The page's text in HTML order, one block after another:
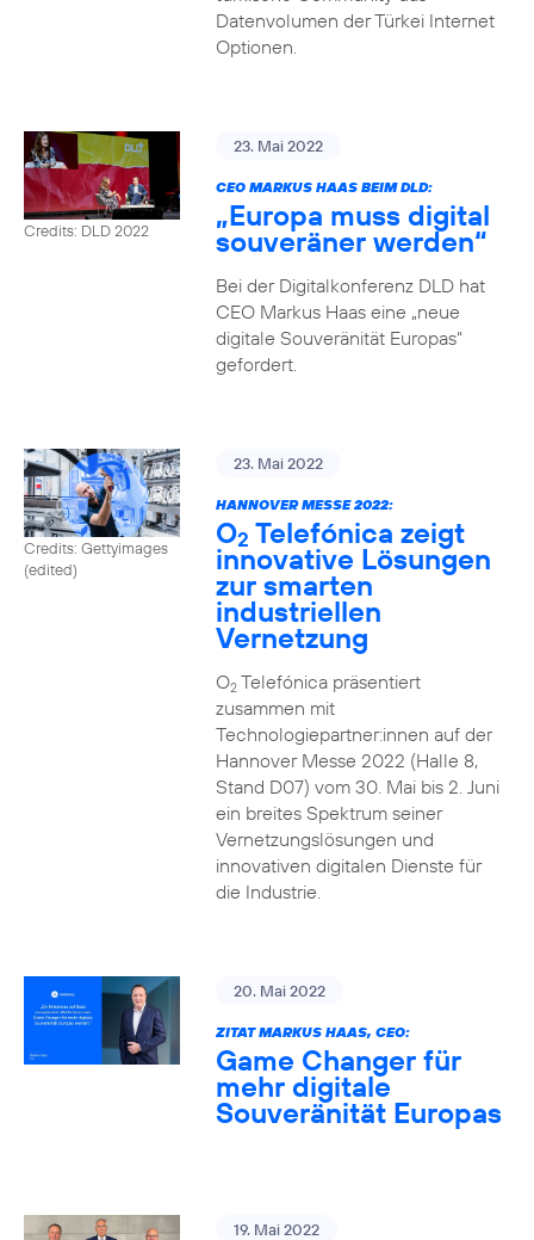
Datenvolumen der Türkei Internet
Optionen.
Credits: DLD 2022
23. Mai 2022
CEO MARKUS HAAS BEIM DLD:
„Europa muss digital
souveräner werden“
Bei der Digitalkonferenz DLD hat
CEO Markus Haas eine „neue
digitale Souveränität Europas“
gefordert.
Credits: Gettyimages
(edited)
23. Mai 2022
HANNOVER MESSE 2022:
O2 Telefónica zeigt
innovative Lösungen
zur smarten
industriellen
Vernetzung
O2Telefónica präsentiert
zusammen mit
Technologiepartner:innen auf der
Hannover Messe 2022 (Halle 8,
Stand D07) vom 30. Mai bis 2. Juni
ein breites Spektrum seiner
Vernetzungslösungen und
innovativen digitalen Dienste für
die Industrie.
20. Mai 2022
ZITAT MARKUS HAAS, CEO:
Game Changer für
mehr digitale
Souveränität Europas
19. Mai 2022